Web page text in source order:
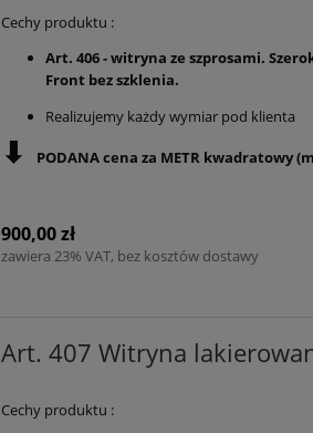
Cechy produktu :
Art. 406 - witryna ze szprosami.
Front bez szklenia.
Realizujemy każdy wymiar pod klienta
⬇ PODANA cena za METR kwadratowy (m
900,00 zł
zawiera 23% VAT, bez kosztów dostawy
Art. 407 Witryna
Cechy produktu :